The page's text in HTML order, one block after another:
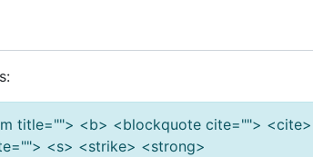
title=""> <b> <blockquote cite=""> <cite>
<s> <strike> <strong>